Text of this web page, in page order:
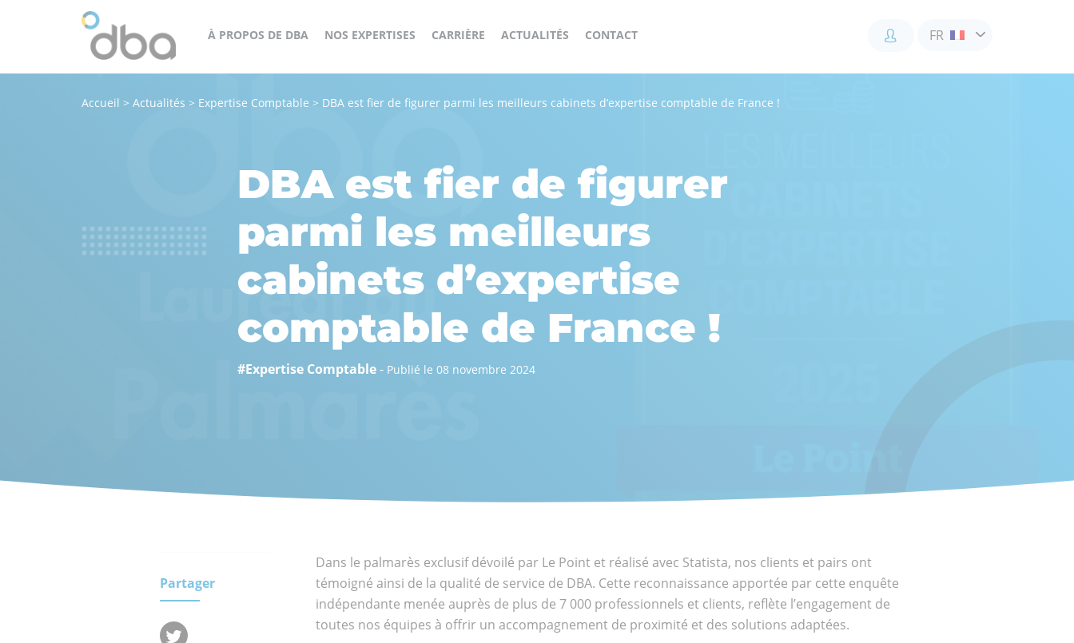
À PROPOS DE DBA
Un
engagé
agile
service
tous
clients.
NOS EXPERTISES
Accompagnement
Opérationnel
Finance,
Immobilier
externalisée
Consolidation
et Reporting
Expertise
comptable
Business
Services
Audit
CARRIÈRE
ta
!
Ton
parcours
carrière
Le
recrutement
chez DBA
La
vie
chez
DBA
d'emplois
ACTUALITÉS CONTACT FR
Accueil > Actualités > Expertise Comptable > DBA est fier de figurer parmi les meilleurs cabinets d’expertise comptable de France !
DBA est fier de figurer
parmi les meilleurs
cabinets d’expertise
comptable de France !
#Expertise Comptable- Publié le 08 novembre 2024
Partager
Dans le palmarès exclusif dévoilé par Le Point et réalisé avec Statista, nos clients et pairs ont
témoigné ainsi de la qualité de service de DBA. Cette reconnaissance apportée par cette enquête
indépendante menée auprès de plus de 7 000 professionnels et clients, reflète l’engagement de
toutes nos équipes à offrir un accompagnement de proximité et des solutions adaptées.